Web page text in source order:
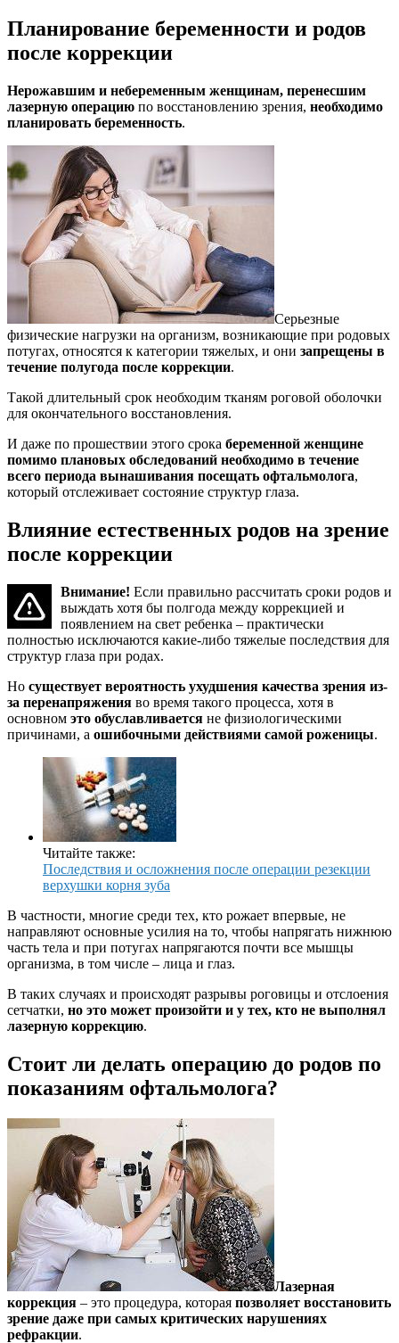
Планирование беременности и родов
после коррекции
Нерожавшим и небеременным женщинам, перенесшим
лазерную операцию по восстановлению зрения, необходимо
планировать беременность.
Серьезные
физические нагрузки на организм, возникающие при родовых
потугах, относятся к категории тяжелых, и они запрещены в
течение полугода после коррекции.
Такой длительный срок необходим тканям роговой оболочки
для окончательного восстановления.
И даже по прошествии этого срока беременной женщине
помимо плановых обследований необходимо в течение
всего периода вынашивания посещать офтальмолога,
который отслеживает состояние структур глаза.
Влияние естественных родов на зрение
после коррекции
Внимание! Если правильно рассчитать сроки родов и
выждать хотя бы полгода между коррекцией и
появлением на свет ребенка – практически
полностью исключаются какие-либо тяжелые последствия для
структур глаза при родах.
Но существует вероятность ухудшения качества зрения из-
за перенапряжения во время такого процесса, хотя в
основном это обуславливается не физиологическими
причинами, а ошибочными действиями самой роженицы.
Читайте также:
Последствия и осложнения после операции резекции
верхушки корня зуба
В частности, многие среди тех, кто рожает впервые, не
направляют основные усилия на то, чтобы напрягать нижнюю
часть тела и при потугах напрягаются почти все мышцы
организма, в том числе – лица и глаз.
В таких случаях и происходят разрывы роговицы и отслоения
сетчатки, но это может произойти и у тех, кто не выполнял
лазерную коррекцию.
Стоит ли делать операцию до родов по
показаниям офтальмолога?
Лазерная
коррекция – это процедура, которая позволяет восстановить
зрение даже при самых критических нарушениях
рефракции.